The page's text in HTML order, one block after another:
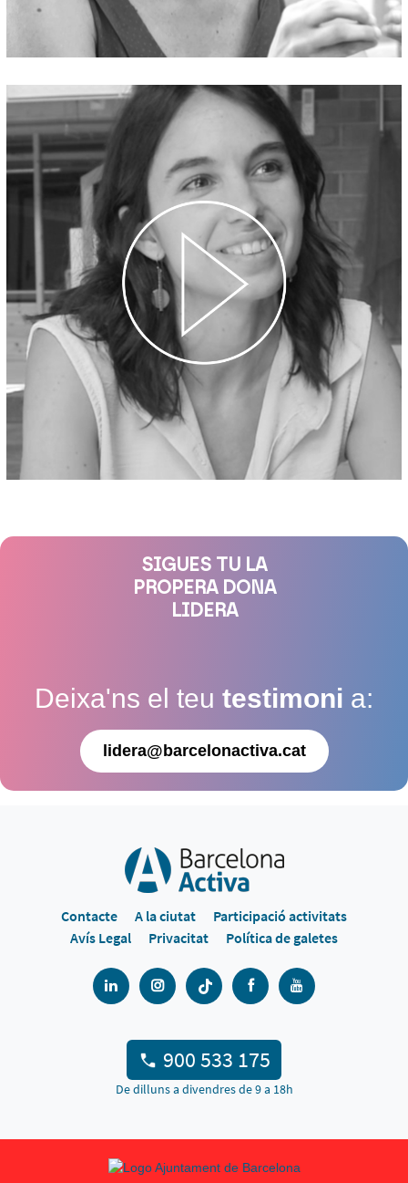
SIGUES TU LA
PROPERA DONA
LIDERA
Deixa'ns el teu testimoni a:
lidera@barcelonactiva.cat
Contacte A la ciutat
Participació activitats
Avís Legal
Privacitat Política de galetes
900 533 175
De dilluns a divendres de 9 a 18h